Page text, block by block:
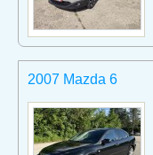
2007 Mazda 6